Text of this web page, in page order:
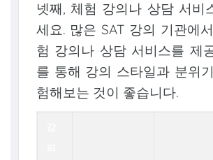
넷째, 체험 강의나 상담 서비
세요. 많은 SAT 강의 기관에
험 강의나 상담 서비스를 제
를 통해 강의 스타일과 분위
험해보는 것이 좋습니다.